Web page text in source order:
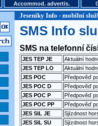
Accommod. advertis.
Jeseniky Info - mobilní
SMS Info
SMS na telefonní
JES TEP JE
Aktuální
JES TEP LO
Aktuální
JES POC
Předpověď
JES POC D
Předpověď
JES POC P
Předpověď
JES POC PP
Předpověď
JES SIL JE
Sjízdnost
JES SIL SU
Sjízdnost